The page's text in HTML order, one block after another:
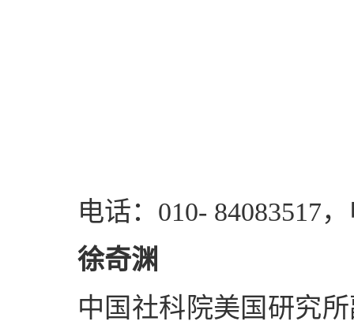
电话：010- 84083517
徐奇渊
中国社科院美国研究